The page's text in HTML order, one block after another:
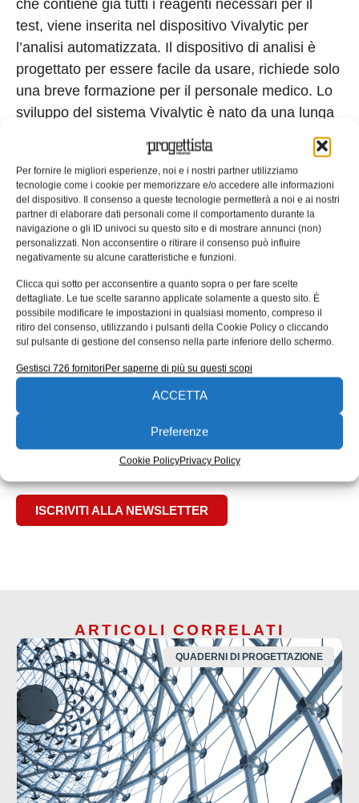
Per fornire le migliori esperienze, noi e i nostri partner utilizziamo
tecnologie come i cookie per memorizzare e/o accedere alle informazioni
del dispositivo. Il consenso a queste tecnologie permetterà a noi e ai nostri
partner di elaborare dati personali come il comportamento durante la
navigazione o gli ID univoci su questo sito e di mostrare annunci (non)
personalizzati. Non acconsentire o ritirare il consenso può influire
negativamente su alcune caratteristiche e funzioni.
Clicca qui sotto per acconsentire a quanto sopra o per fare scelte
dettagliate. Le tue scelte saranno applicate solamente a questo sito. È
possibile modificare le impostazioni in qualsiasi momento, compreso il
ritiro del consenso, utilizzando i pulsanti della Cookie Policy o cliccando
sul pulsante di gestione del consenso nella parte inferiore dello schermo.
Gestisci 726 fornitoriPer saperne di più su questi scopi
ACCETTA
Preferenze
Cookie PolicyPrivacy Policy
che contiene già tutti i reagenti necessari per il
test, viene inserita nel dispositivo Vivalytic per
l’analisi automatizzata. Il dispositivo di analisi è
progettato per essere facile da usare, richiede solo
una breve formazione per il personale medico. Lo
sviluppo del sistema Vivalytic è nato da una lunga
collaborazione tra la ricerca e l’ingegneria
avanzata di Bosch e la consociata Bosch
Healthcare Solutions. Entro la fine dell’anno,
Bosch vuole raggiungere la capacità per un milione
di test. Poiché la domanda per il dispositivo di
analisi e per i test rapidi rimane elevata, l’azienda
sta lavorando a stretto contatto con i propri fornitori
per massimizzare la capacità e aumentare
ulteriormente l’offerta.
Tag: Aziende Bosch Coronavirus
Hi-Tech
EDICOLA WEB
ISCRIVITI ALLA NEWSLETTER
ARTICOLI CORRELATI
QUADERNI DI PROGETTAZIONE